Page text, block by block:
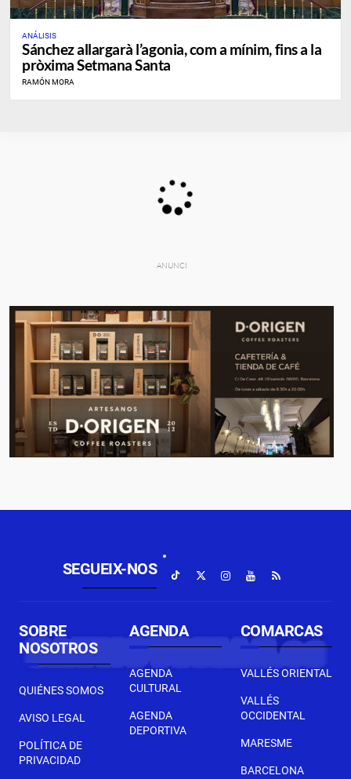
ANÁLISIS
Sánchez allargarà l’agonia, com a mínim, fins a la
pròxima Setmana Santa
RAMÓN MORA
SEGUEIX-NOS
SOBRE
NOSOTROS
QUIÉNES SOMOS
AVISO LEGAL
POLÍTICA DE
PRIVACIDAD
AGENDA
AGENDA
CULTURAL
AGENDA
DEPORTIVA
COMARCAS
VALLÉS ORIENTAL
VALLÉS
OCCIDENTAL
MARESME
BARCELONA